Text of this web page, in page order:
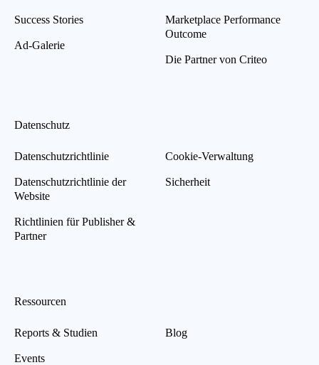
Success Stories
Ad-Galerie
Marketplace Performance
Outcome
Die Partner von Criteo
Datenschutz
Datenschutzrichtlinie
Datenschutzrichtlinie der
Website
Richtlinien für Publisher &
Partner
Cookie-Verwaltung
Sicherheit
Ressourcen
Reports & Studien
Events
Blog